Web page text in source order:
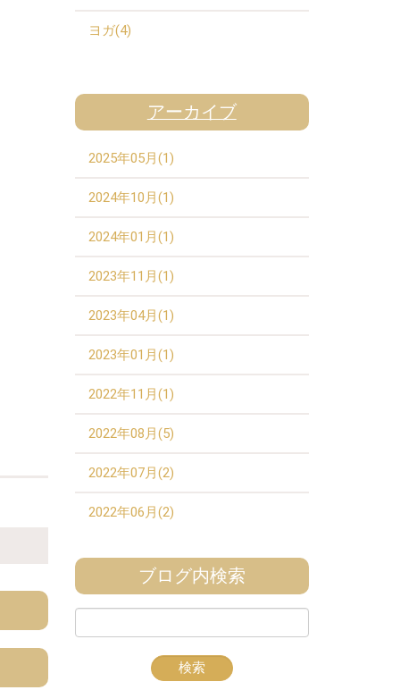
ヨガ(4)
アーカイブ
2025年05月(1)
2024年10月(1)
2024年01月(1)
2023年11月(1)
2023年04月(1)
2023年01月(1)
2022年11月(1)
2022年08月(5)
2022年07月(2)
2022年06月(2)
ブログ内検索